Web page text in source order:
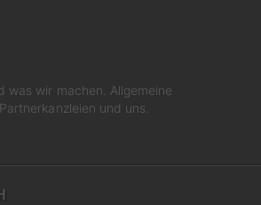
was wir machen. Allgemeine
und uns.